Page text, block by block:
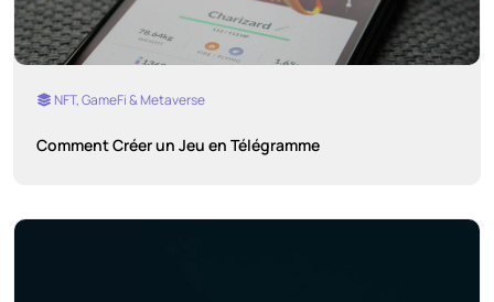
NFT, GameFi & Metaverse
Comment Créer un Jeu en Télégramme